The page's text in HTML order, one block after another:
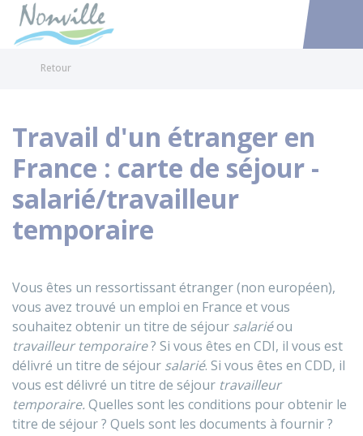
Accéder
Retour
Travail d'un étranger en
France : carte de séjour -
salarié/travailleur
temporaire
Vous êtes un ressortissant étranger (non européen),
vous avez trouvé un emploi en France et vous
souhaitez obtenir un titre de séjour salariéou
travailleur temporaire? Si vous êtes en CDI, il vous est
délivré un titre de séjour salarié. Si vous êtes en CDD, il
vous est délivré un titre de séjour travailleur
temporaire. Quelles sont les conditions pour obtenir le
titre de séjour ? Quels sont les documents à fournir ?